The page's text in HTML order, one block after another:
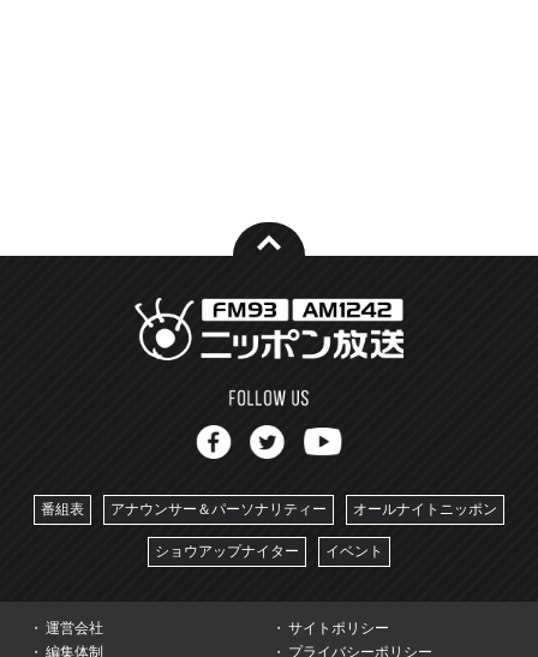
番組表 アナウンサー＆パーソナリティー オールナイトニッポン
ショウアップナイター イベント
運営会社
サイトポリシー
編集体制
プライバシーポリシー